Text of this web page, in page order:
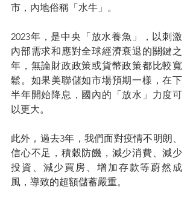
市，內地俗稱「水牛」。
2023年，是中央「放水養魚」，以刺激
內部需求和應對全球經濟衰退的關鍵之
年，無論財政政策或貨幣政策都比較寬
鬆。如果美聯儲如市場預期一樣，在下
半年開始降息，國內的「放水」力度可
以更大。
此外，過去3年，我們面對疫情不明朗、
信心不足，積穀防饑，減少消費、減少
投資、減少買房、增加存款等蔚然成
風，導致的超額儲蓄嚴重。